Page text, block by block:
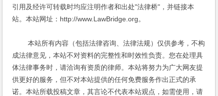
引用及经许可转载时均应注明作者和出处"法律桥"，并链接本
站。本站网址：http://www.LawBridge.org。
本站所有内容（包括法律咨询、法律法规）仅供参考，不构
成法律意见，本站不对资料的完整性和时效性负责。您在处理具
体法律事务时，请洽询有资质的律师。本站将努力为广大网友提
供更好的服务，但不对本站提供的任何免费服务作出正式的承
诺。本站所载投稿文章，其言论不代表本站观点，如需使用，请